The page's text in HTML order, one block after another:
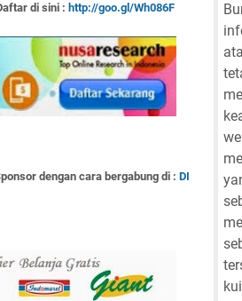
di sini : http://goo.gl/Wh086F
dengan cara bergabung di : DI